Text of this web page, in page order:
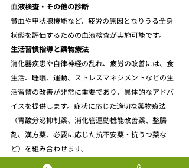
血液検査・その他の診断
貧血や甲状腺機能など、疲労の原因となりうる全身
状態を評価するための血液検査が実施可能です。
生活習慣指導と薬物療法
消化器疾患や自律神経の乱れ、疲労の改善には、食
生活、睡眠、運動、ストレスマネジメントなどの生
活習慣の改善が非常に重要であり、具体的なアドバ
イスを提供します。症状に応じた適切な薬物療法
（胃酸分泌抑制薬、消化管運動機能改善薬、整腸
剤、漢方薬、必要に応じた抗不安薬・抗うつ薬な
ど）を組み合わせます。
心身両面からのサポート